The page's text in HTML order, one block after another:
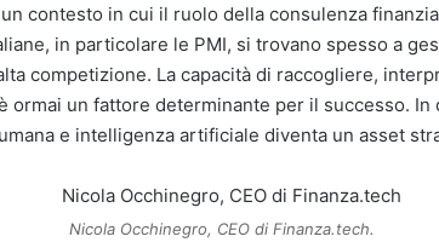
contesto in cui il ruolo della consulenza
in particolare le PMI, si trovano spesso a
competizione. La capacità di raccogliere,
ormai un fattore determinante per il successo. In
e intelligenza artificiale diventa un asset
Nicola Occhinegro, CEO di Finanza.tech.